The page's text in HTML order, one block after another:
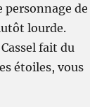
personnage de
lourde.
fait du
étoiles, vous